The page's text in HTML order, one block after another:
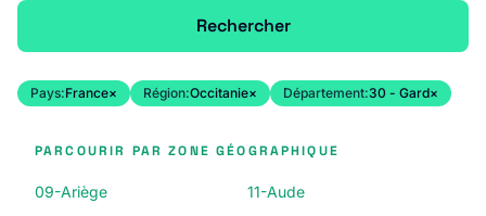
Rechercher
Pays:France× Région:Occitanie× Département:30 - Gard×
PARCOURIR PAR ZONE GÉOGRAPHIQUE
09-Ariège
11-Aude